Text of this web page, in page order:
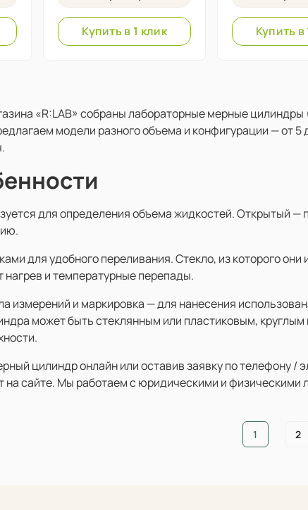
Купить в 1 клик Купить в
«R:LAB» собраны лабораторные мерные
модели разного объема и конфигурации — от
для определения объема жидкостей. Открытый
для удобного переливания. Стекло, из которого
и температурные перепады.
измерений и маркировка — для нанесения
может быть стеклянным или пластиковым,
цилиндр онлайн или оставив заявку по телефону
сайте. Мы работаем с юридическими и физическими
1 2